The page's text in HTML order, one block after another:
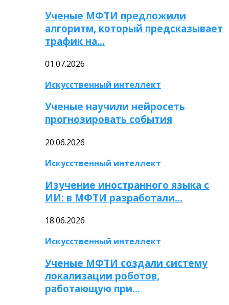
Ученые МФТИ предложили
алгоритм, который предсказывает
трафик на…
01.07.2026
Искусственный интеллект
Ученые научили нейросеть
прогнозировать события
20.06.2026
Искусственный интеллект
Изучение иностранного языка с
ИИ: в МФТИ разработали…
18.06.2026
Искусственный интеллект
Ученые МФТИ создали систему
локализации роботов,
работающую при…